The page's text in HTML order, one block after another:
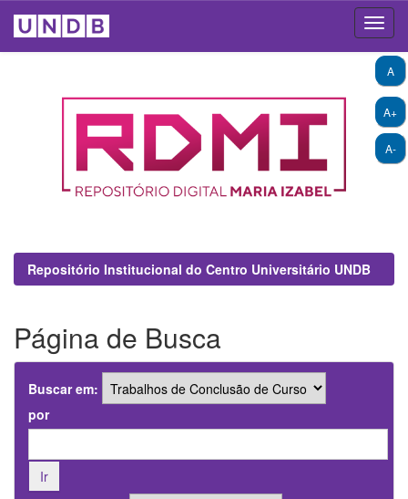
A+
A-
A
Repositório Institucional do Centro Universitário UNDB
Página de Busca
Buscar em:
por